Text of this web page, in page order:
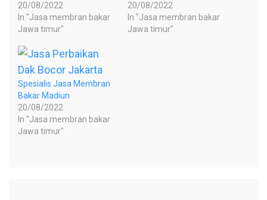
20/08/2022
In "Jasa membran bakar
Jawa timur"
20/08/2022
In "Jasa membran bakar
Jawa timur"
Spesialis Jasa Membran
Bakar Madiun
20/08/2022
In "Jasa membran bakar
Jawa timur"